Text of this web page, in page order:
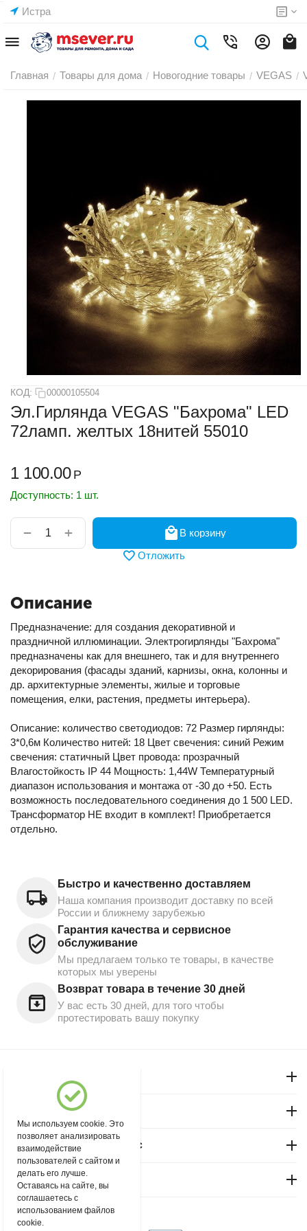
Истра
Главная / Товары для дома / Новогодние товары / VEGAS /
КОД: 00000105504
Эл.Гирлянда VEGAS "Бахрома" LED
72ламп. желтых 18нитей 55010
1 100.00 Р
Доступность: 1 шт.
+
−
В корзину
Отложить
Описание
Предназначение: для создания декоративной и
праздничной иллюминации. Электрогирлянды "Бахрома"
предназначены как для внешнего, так и для внутреннего
декорирования (фасады зданий, карнизы, окна, колонны и
др. архитектурные элементы, жилые и торговые
помещения, елки, растения, предметы интерьера).
Описание: количество светодиодов: 72 Размер гирлянды:
3*0,6м Количество нитей: 18 Цвет свечения: синий Режим
свечения: статичный Цвет провода: прозрачный
Влагостойкость IP 44 Мощность: 1,44W Температурный
диапазон использования и монтажа от -30 до +50. Есть
возможность последовательного соединения до 1 500 LED.
Трансформатор НЕ входит в комплект! Приобретается
отдельно.
Быстро и качественно доставляем
Наша компания производит доставку по всей
России и ближнему зарубежью
Гарантия качества и сервисное
обслуживание
Мы предлагаем только те товары, в качестве
которых мы уверены
Возврат товара в течение 30 дней
У вас есть 30 дней, для того чтобы
протестировать вашу покупку
Магазин "Северный"
Покупательский сервис
Контакты
© 2004 - 2026 msever.ru.
Мы используем cookie. Это
позволяет анализировать
взаимодействие
пользователей с сайтом и
делать его лучше.
Оставаясь на сайте, вы
соглашаетесь с
использованием файлов
cookie.